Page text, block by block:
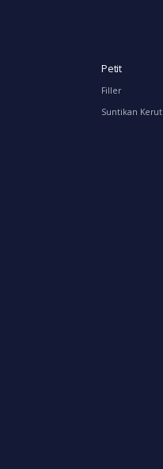
Petit
Filler
Suntikan Kerut